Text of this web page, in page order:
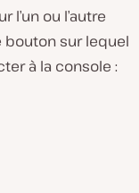
l’un ou l’autre
bouton sur lequel
à la console :